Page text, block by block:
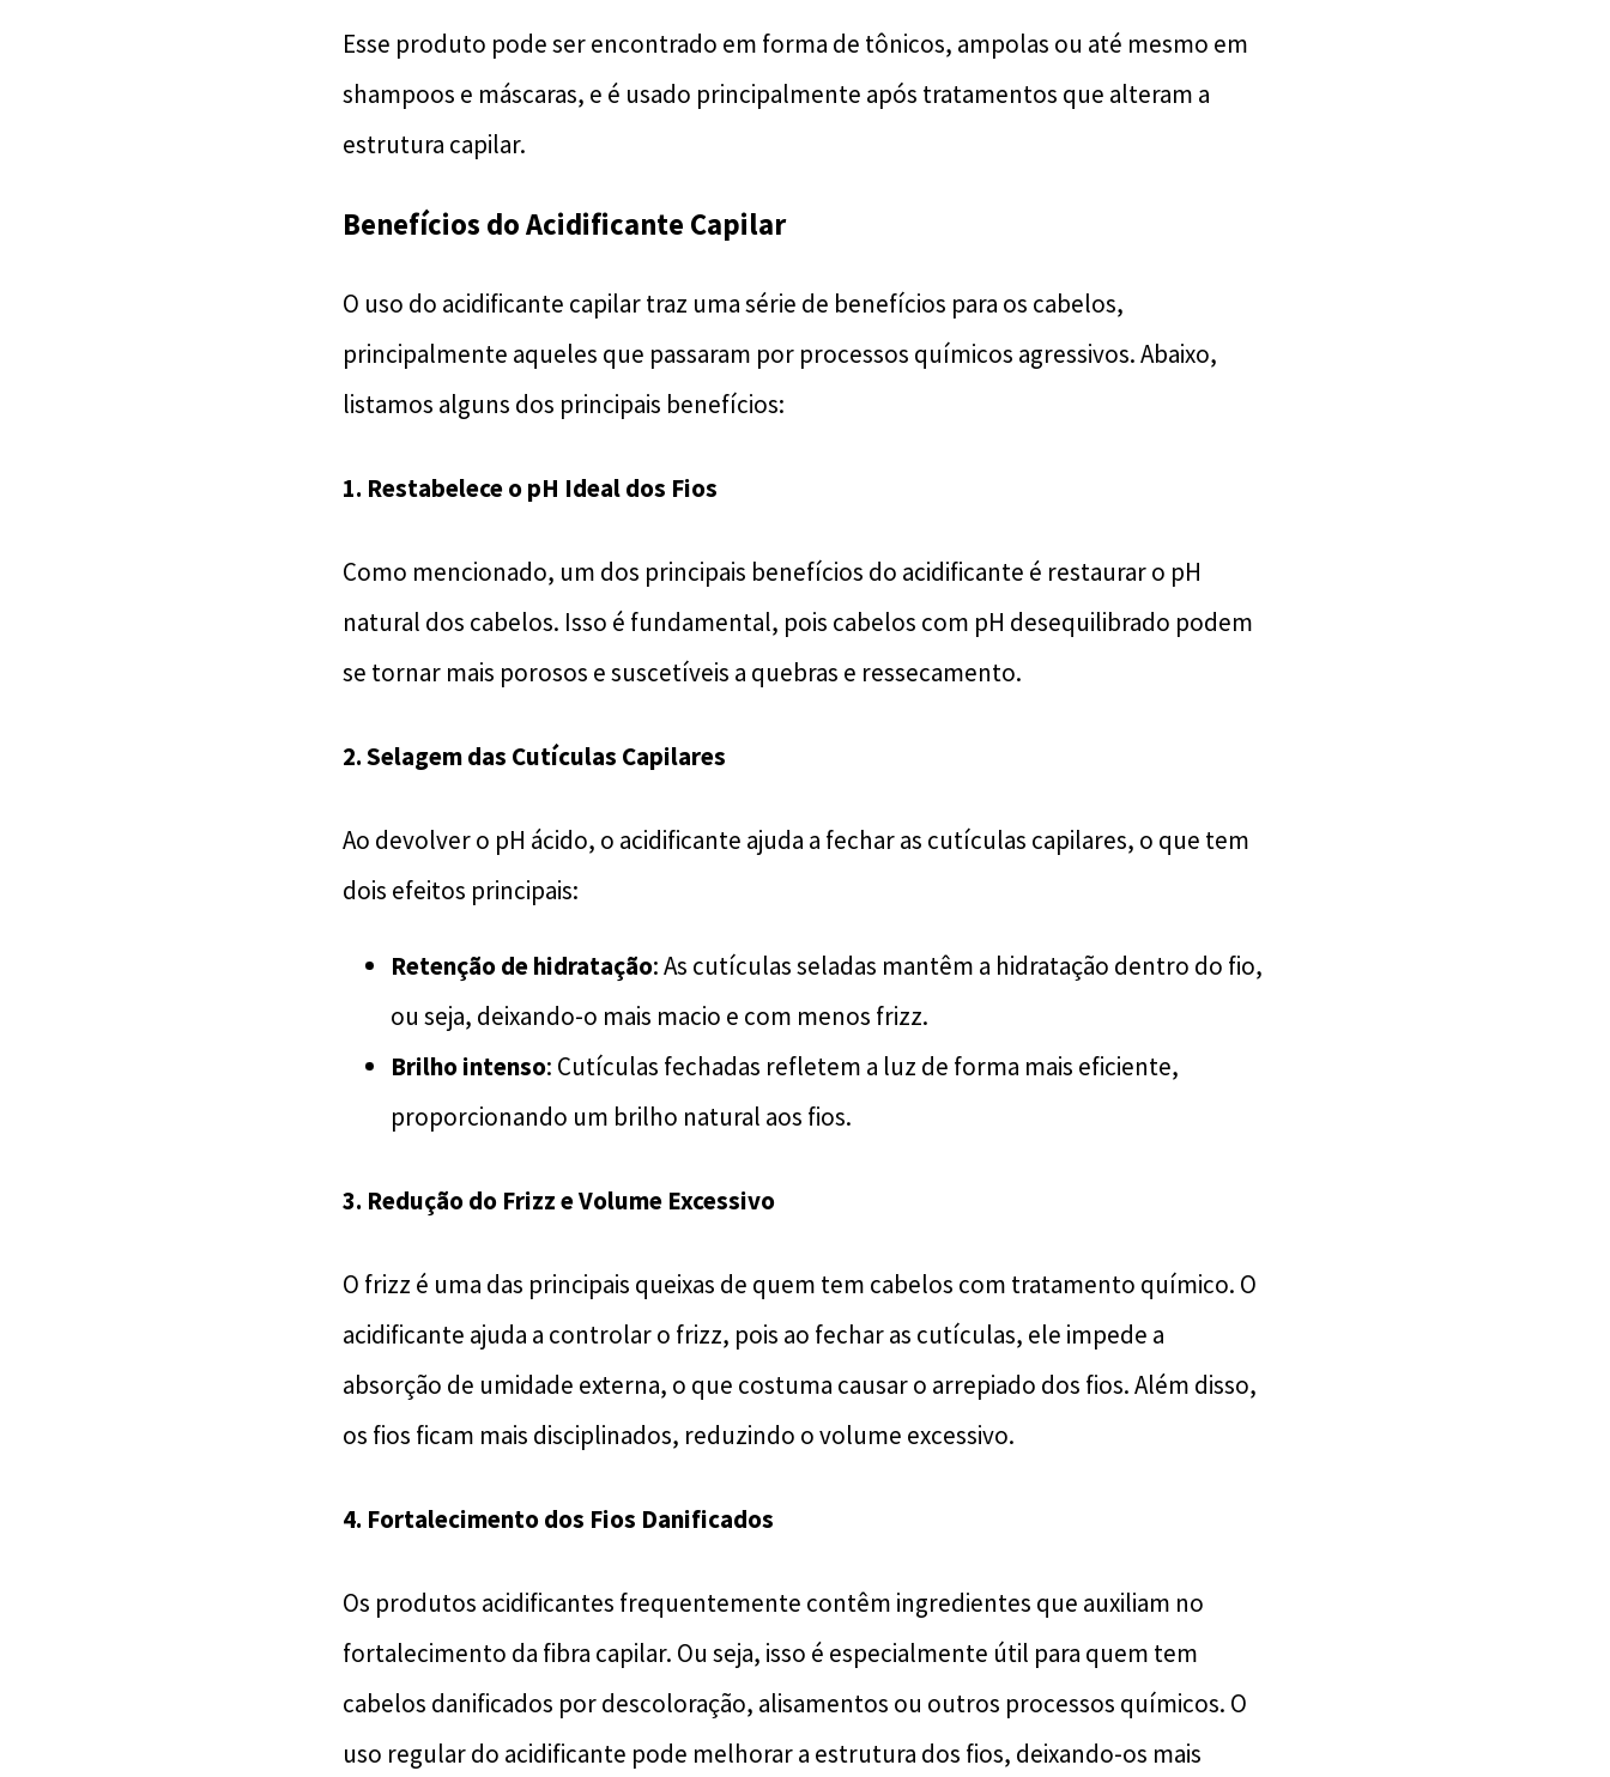
Esse produto pode ser encontrado em forma de tônicos, ampolas ou até mesmo em
shampoos e máscaras, e é usado principalmente após tratamentos que alteram a
estrutura capilar.
Benefícios do Acidificante Capilar
O uso do acidificante capilar traz uma série de benefícios para os cabelos,
principalmente aqueles que passaram por processos químicos agressivos. Abaixo,
listamos alguns dos principais benefícios:
1. Restabelece o pH Ideal dos Fios
Como mencionado, um dos principais benefícios do acidificante é restaurar o pH
natural dos cabelos. Isso é fundamental, pois cabelos com pH desequilibrado podem
se tornar mais porosos e suscetíveis a quebras e ressecamento.
2.Selagem das Cutículas Capilares
Ao devolver o pH ácido, o acidificante ajuda a fechar as cutículas capilares, o que tem
dois efeitos principais:
Retenção de hidratação: As cutículas seladas mantêm a hidratação dentro do fio,
ou seja, deixando-o mais macio e com menos frizz.
Brilho intenso: Cutículas fechadas refletem a luz de forma mais eficiente,
proporcionando um brilho natural aos fios.
3. Redução do Frizz e Volume Excessivo
O frizz é uma das principais queixas de quem tem cabelos com tratamento químico. O
acidificante ajuda a controlar o frizz, pois ao fechar as cutículas, ele impede a
absorção de umidade externa, o que costuma causar o arrepiado dos fios. Além disso,
os fios ficam mais disciplinados, reduzindo o volume excessivo.
4. Fortalecimento dos Fios Danificados
Os produtos acidificantes frequentemente contêm ingredientes que auxiliam no
fortalecimento da fibra capilar. Ou seja, isso é especialmente útil para quem tem
cabelos danificados por descoloração, alisamentos ou outros processos químicos. O
uso regular do acidificante pode melhorar a estrutura dos fios, deixando-os mais